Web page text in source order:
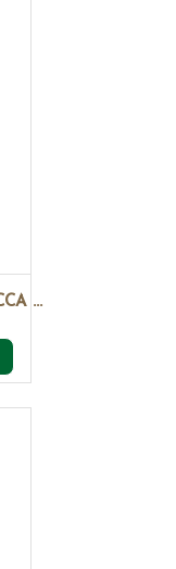
3 KÖK BATTAL BOY (140CM) YUCCA BİTKİSİ